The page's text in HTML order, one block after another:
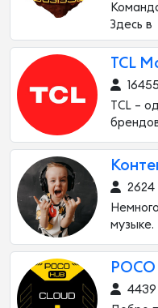
Здесь в
TCL
TCL –
2624
музыке.
4439